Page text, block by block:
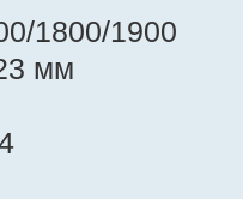
1800/1900
мм